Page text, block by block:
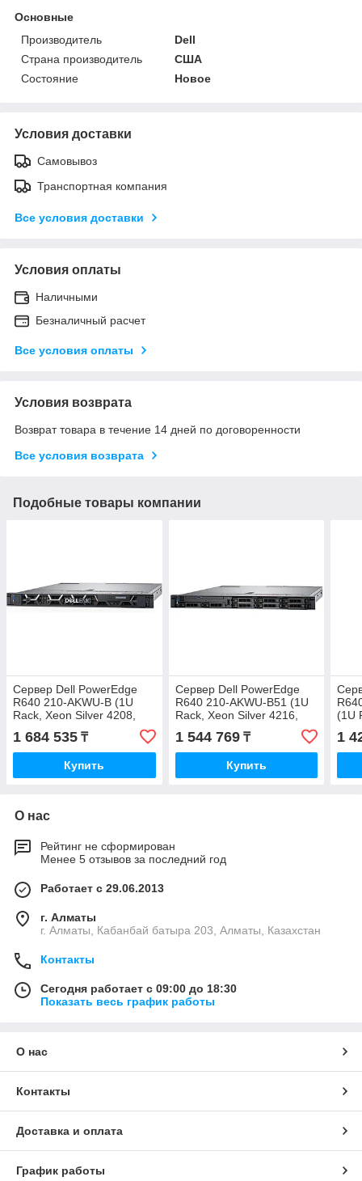
Основные
Производитель
Dell
Страна производитель
США
Состояние
Новое
Условия доставки
Самовывоз
Транспортная компания
Все условия доставки
Условия оплаты
Наличными
Безналичный расчет
Все условия оплаты
Условия возврата
Возврат товара в течение 14 дней по договоренности
Все условия возврата
Подобные товары компании
Сервер Dell PowerEdge
R640 210-AKWU-B (1U
Rack, Xeon Silver 4208,
2100 МГц, 8, 11, 2x 16 ГБ,
SFF 2.5", 8, 2x 1
1 684 535 ₸
Купить
Сервер Dell PowerEdge
R640 210-AKWU-B51 (1U
Rack, Xeon Silver 4216,
2100 МГц, 16, 22, 1x 16
ГБ, SFF 2.5", 8, 1
1 544 769₸
Купить
(1U
32
1
О нас
Рейтинг не сформирован
Менее 5 отзывов за последний год
Работает с 29.06.2013
г. Алматы
г. Алматы, Кабанбай батыра 203, Алматы, Казахстан
Контакты
Сегодня работает с 09:00 до 18:30
Показать весь график работы
О нас
Контакты
Доставка и оплата
График работы